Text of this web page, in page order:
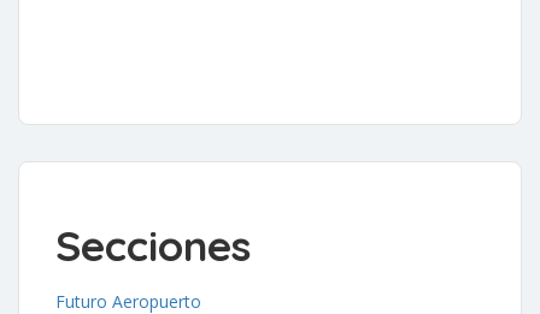
Secciones
Futuro Aeropuerto